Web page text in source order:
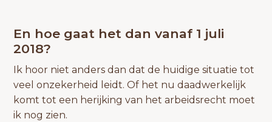
En hoe gaat het dan vanaf 1 juli
2018?
Ik hoor niet anders dan dat de huidige situatie tot
veel onzekerheid leidt. Of het nu daadwerkelijk
komt tot een herijking van het arbeidsrecht moet
ik nog zien.